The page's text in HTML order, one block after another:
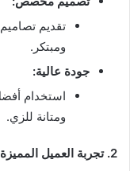
تقديم
ومبتكر.
جودة عالية:
استخدام
ومتانة للزي.
2. تجربة العميل المميزة